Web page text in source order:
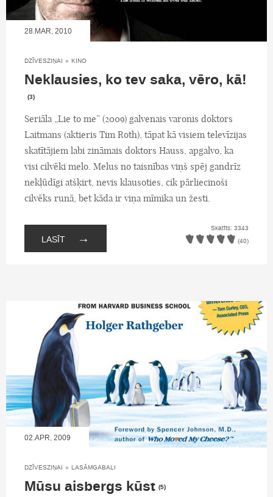
28.MAR, 2010
DZĪVESZIŅAI » KINO
Neklausies, ko tev saka, vēro, kā!
(3)
Seriāla „Lie to me” (2009) galvenais varonis doktors
Laitmans (aktieris Tim Roth), tāpat kā visiem televīzijas
skatītājiem labi zināmais doktors Hauss, apgalvo, ka
visi cilvēki melo. Melus no taisnības viņš spēj gandrīz
nekļūdīgi atšķirt, nevis klausoties, cik pārliecinoši
cilvēks runā, bet kāda ir viņa mīmika un žesti.
LASĪT →
Skatīts: 3343
(40)
02.APR, 2009
DZĪVESZIŅAI » LASĀMGABALI
Mūsu aisbergs kūst (5)